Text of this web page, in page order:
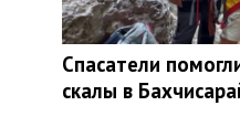
Спасатели
скалы в